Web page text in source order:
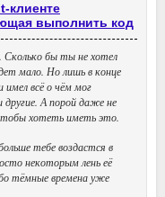
клиенте
выполнить код
бы ты не хотел
мало. Но лишь в конце
всё о чём мог
А порой даже не
хотеть иметь это.
тебе воздастся в
некоторым лень её
тёмные времена уже